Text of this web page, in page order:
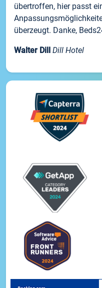
übertroffen, hier passt
überzeugt. Danke,
Walter Dill Dill Hotel